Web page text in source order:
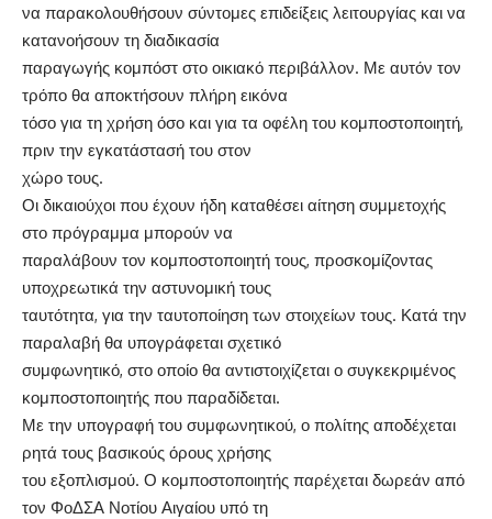
να παρακολουθήσουν σύντομες επιδείξεις λειτουργίας και να
κατανοήσουν τη διαδικασία
παραγωγής κομπόστ στο οικιακό περιβάλλον. Με αυτόν τον
τρόπο θα αποκτήσουν πλήρη εικόνα
τόσο για τη χρήση όσο και για τα οφέλη του κομποστοποιητή,
πριν την εγκατάστασή του στον
χώρο τους.
Οι δικαιούχοι που έχουν ήδη καταθέσει αίτηση συμμετοχής
στο πρόγραμμα μπορούν να
παραλάβουν τον κομποστοποιητή τους, προσκομίζοντας
υποχρεωτικά την αστυνομική τους
ταυτότητα, για την ταυτοποίηση των στοιχείων τους. Κατά την
παραλαβή θα υπογράφεται σχετικό
συμφωνητικό, στο οποίο θα αντιστοιχίζεται ο συγκεκριμένος
κομποστοποιητής που παραδίδεται.
Με την υπογραφή του συμφωνητικού, ο πολίτης αποδέχεται
ρητά τους βασικούς όρους χρήσης
του εξοπλισμού. Ο κομποστοποιητής παρέχεται δωρεάν από
τον ΦοΔΣΑ Νοτίου Αιγαίου υπό τη